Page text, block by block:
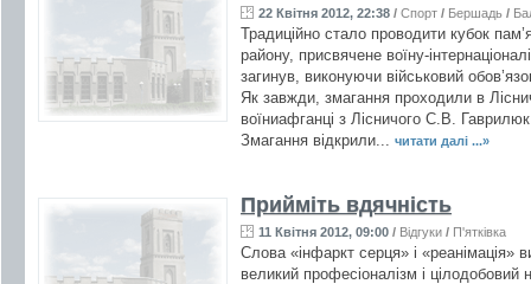
22 Квітня 2012, 22:38 / Спорт / Бершадь /
Традиційно стало проводити кубок
району, присвячене воїну-
загинув, виконуючи військовий
Як завжди, змагання проходили в
воїниафганці з Лісничого С.В.
Змагання відкрили... читати далі ...»
Прийміть вдячність
11 Квітня 2012, 09:00 / Відгуки / П'ятківка
Слова «інфаркт серця» і «реанімація»
великий професіоналізм і цілодобовий